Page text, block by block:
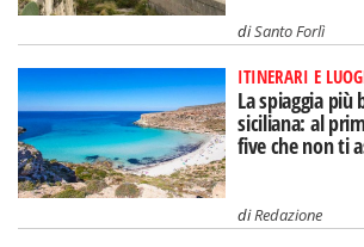
diSanto Forlì
ITINERARI E
La spiaggia più
siciliana: al
five che non ti
diRedazione